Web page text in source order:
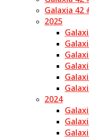
Galaxia 42
2025
2024